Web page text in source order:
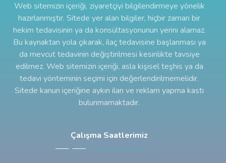
Web sitemizin içeriği, ziyaretçiyi bilgilendirmeye yönelik
hazırlanmıştır. Sitede yer alan bilgiler, hiçbir zaman bir
hekim tedavisinin ya da konsültasyonunun yerini alamaz.
Bu kaynaktan yola çıkarak, ilaç tedavisine başlanması ya
da mevcut tedavinin değiştirilmesi kesinlikte tavsiye
edilmez. Web sitemizin içeriği, asla kişisel teşhis ya da
tedavi yönteminin seçimi için değerlendirilmemelidir.
Sitede kanun içeriğine aykırı ilan ve reklam yapma kastı
bulunmamaktadır.
Çalışma Saatlerimiz